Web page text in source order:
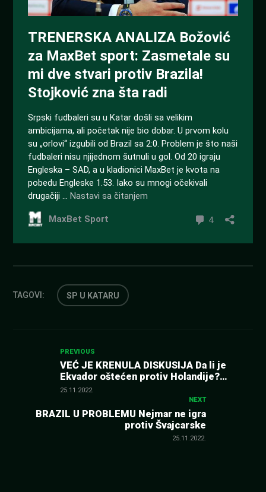
TAGOVI: SP U KATARU
Kretanje
članka
PREVIOUS
VEĆ JE KRENULA DISKUSIJA Da li je
Ekvador oštećen protiv Holandije?
Procenite sami (VIDEO)
25.11.2022.
NEXT
BRAZIL U PROBLEMU Nejmar ne igra
protiv Švajcarske
25.11.2022.